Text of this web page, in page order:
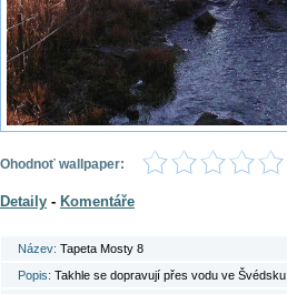
Ohodnoť wallpaper:
Detaily - Komentáře
Název: Tapeta Mosty 8
Popis: Takhle se dopravují přes vodu ve Švédsku.